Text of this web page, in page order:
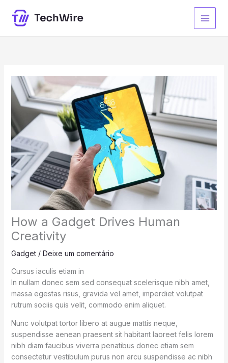
para
How a Gadget Drives Human
Creativity
Gadget/ Deixe um comentário
Cursus iaculis etiam in
In nullam donec sem sed consequat scelerisque nibh amet,
massa egestas risus, gravida vel amet, imperdiet volutpat
rutrum sociis quis velit, commodo enim aliquet.
Nunc volutpat tortor libero at augue mattis neque,
suspendisse aenean praesent sit habitant laoreet felis lorem
nibh diam faucibus viverra penatibus donec etiam sem
consectetur vestibulum purus non arcu suspendisse ac nibh